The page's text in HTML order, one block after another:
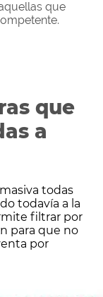
que
que
a
todas
todavía a la
filtrar por
para que no
por